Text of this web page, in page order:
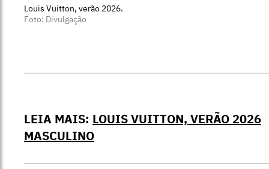
Louis Vuitton, verão 2026.
Foto: Divulgação
LEIA MAIS: LOUIS VUITTON, VERÃO 2026
MASCULINO